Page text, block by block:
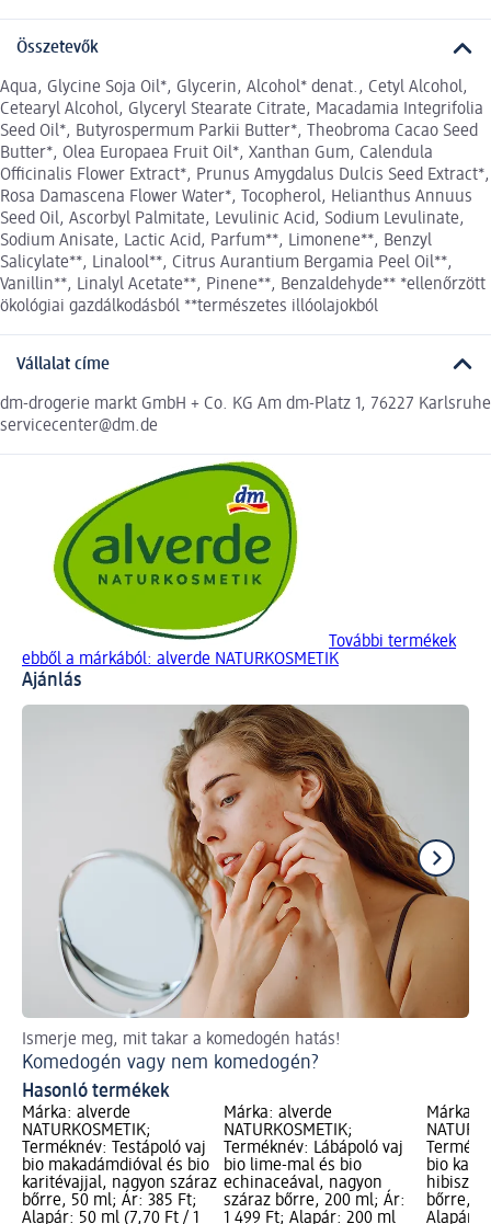
Összetevők
Aqua, Glycine Soja Oil*, Glycerin, Alcohol* denat., Cetyl Alcohol,
Cetearyl Alcohol, Glyceryl Stearate Citrate, Macadamia Integrifolia
Seed Oil*, Butyrospermum Parkii Butter*, Theobroma Cacao Seed
Butter*, Olea Europaea Fruit Oil*, Xanthan Gum, Calendula
Officinalis Flower Extract*, Prunus Amygdalus Dulcis Seed Extract*,
Rosa Damascena Flower Water*, Tocopherol, Helianthus Annuus
Seed Oil, Ascorbyl Palmitate, Levulinic Acid, Sodium Levulinate,
Sodium Anisate, Lactic Acid, Parfum**, Limonene**, Benzyl
Salicylate**, Linalool**, Citrus Aurantium Bergamia Peel Oil**,
Vanillin**, Linalyl Acetate**, Pinene**, Benzaldehyde** *ellenőrzött
ökológiai gazdálkodásból **természetes illóolajokból
Vállalat címe
dm-drogerie markt GmbH + Co. KG Am dm-Platz 1, 76227 Karlsruhe
servicecenter@dm.de
További termékek
ebből a márkából: alverde NATURKOSMETIK
Ajánlás
Ismerje meg, mit takar a komedogén hatás!
Komedogén vagy nem komedogén?
Hasonló termékek
Márka: alverde
NATURKOSMETIK;
Terméknév: Testápoló vaj
bio makadámdióval és bio
karitévajjal, nagyon száraz
bőrre, 50 ml; Ár: 385 Ft;
Alapár: 50 ml (7,70 Ft / 1
Márka: alverde
NATURKOSMETIK;
Terméknév: Lábápoló vaj
bio lime-mal és bio
echinaceával, nagyon
száraz bőrre, 200 ml; Ár:
1 499 Ft; Alapár: 200 ml
Márka:
bio
bőrre,
Alapár: